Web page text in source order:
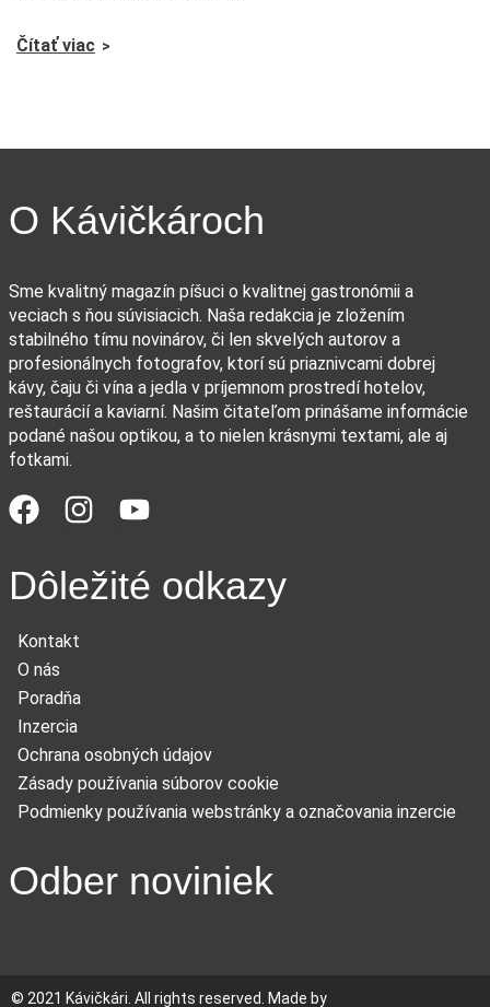
Čítať viac
O Kávičkároch
Sme kvalitný magazín píšuci o kvalitnej gastronómii a
veciach s ňou súvisiacich. Naša redakcia je zložením
stabilného tímu novinárov, či len skvelých autorov a
profesionálnych fotografov, ktorí sú priaznivcami dobrej
kávy, čaju či vína a jedla v príjemnom prostredí hotelov,
reštaurácií a kaviarní. Našim čitateľom prinášame informácie
podané našou optikou, a to nielen krásnymi textami, ale aj
fotkami.
Dôležité odkazy
Kontakt
O nás
Poradňa
Inzercia
Ochrana osobných údajov
Zásady používania súborov cookie
Podmienky používania webstránky a označovania inzercie
Odber noviniek
© 2021 Kávičkári. All rights reserved. Made by